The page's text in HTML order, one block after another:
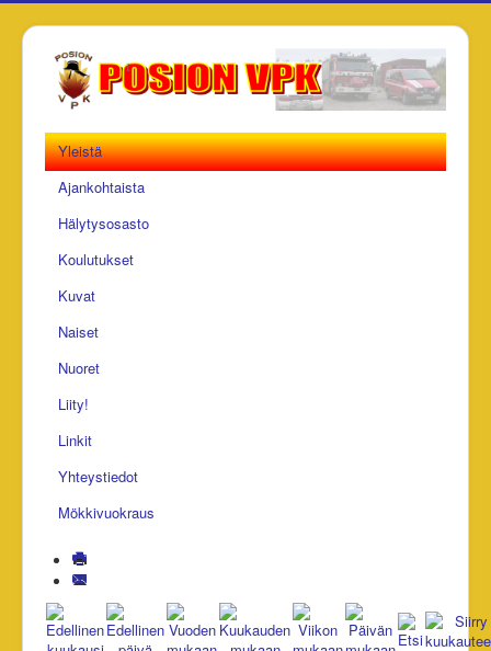
Yleistä
Ajankohtaista
Hälytysosasto
Koulutukset
Kuvat
Naiset
Nuoret
Liity!
Linkit
Yhteystiedot
Mökkivuokraus